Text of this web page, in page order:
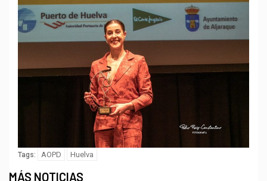
Tags: AOPD Huelva
MÁS NOTICIAS